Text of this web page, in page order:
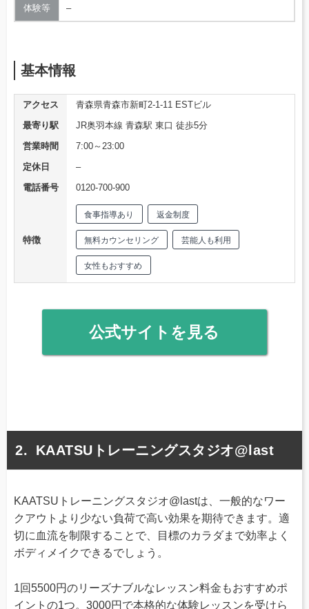
体験等 –
基本情報
アクセス
青森県青森市新町2-1-11 ESTビル
最寄り駅
JR奥羽本線 青森駅 東口 徒歩5分
営業時間
7:00～23:00
定休日
–
電話番号
0120-700-900
特徴
食事指導あり 返金制度
無料カウンセリング 芸能人も利用
女性もおすすめ
公式サイトを見る
KAATSUトレーニングスタジオ@last
KAATSUトレーニングスタジオ@lastは、一般的なワー
クアウトより少ない負荷で高い効果を期待できます。適
切に血流を制限することで、目標のカラダまで効率よく
ボディメイクできるでしょう。
1回5500円のリーズナブルなレッスン料金もおすすめポ
イントの1つ。3000円で本格的な体験レッスンを受けら